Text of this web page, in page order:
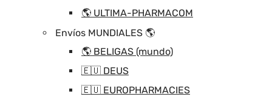
🌎 ULTIMA-PHARMACOM
Envíos MUNDIALES 🌎
🌎 BELIGAS (mundo)
🇪🇺 DEUS
🇪🇺 EUROPHARMACIES